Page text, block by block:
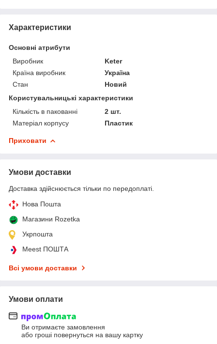
Характеристики
Основні атрибути
Виробник
Keter
Країна виробник
Україна
Стан
Новий
Користувальницькі характеристики
Кількість в пакованні
2 шт.
Матеріал корпусу
Пластик
Приховати
Умови доставки
Доставка здійснюється тільки по передоплаті.
Нова Пошта
Магазини Rozetka
Укрпошта
Meest ПОШТА
Всі умови доставки
Умови оплати
Ви отримаєте замовлення
або гроші повернуться на вашу картку